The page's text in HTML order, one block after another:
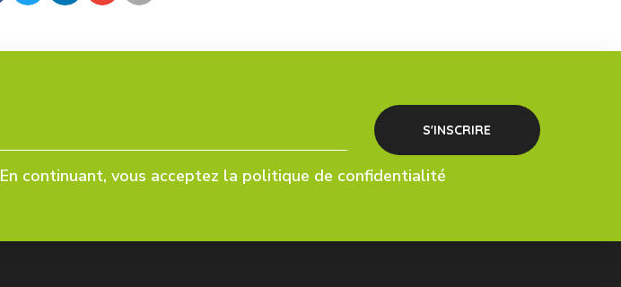
En continuant, vous acceptez la politique de confidentialité